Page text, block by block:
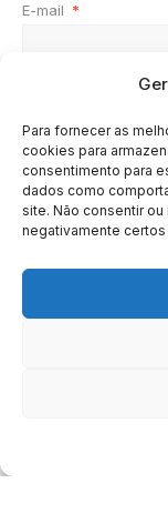
Para fornecer as
cookies para
consentimento para
dados como
site. Não consentir
negativamente
E-mail *